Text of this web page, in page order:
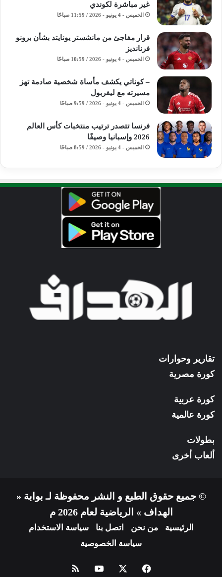
غير مباشرة لكوندي
الخميس - 4 يونيو - 2026 / 11:59 صباحًا
قرار مفاجئ من مانشستر يونايتد بشأن برونو
فرنانديز
الخميس - 4 يونيو - 2026 / 10:59 صباحًا
– كوناتي يكشف مأساة شخصية صادمة تهز
مسيرته مع ليفربول
الخميس - 4 يونيو - 2026 / 9:59 صباحًا
فرنسا تتصدر ترتيب منتخبات كأس العالم
2026 وإسبانيا وصيفًا
الخميس - 4 يونيو - 2026 / 8:59 صباحًا
تقارير وحوارات
كورة مصرية
كورة عربية
كورة عالمية
بطولات
ألعاب أخرى
© جميع حقوق الطبع و النشر محفوظة لـ بوابة «
الهداف » الرياضية لعام 2026 م
الرئيسية من نحن اتصل بنا
سياسة الاستخدام
سياسة الخصوصية
فيسبوك يوتيوبملخص